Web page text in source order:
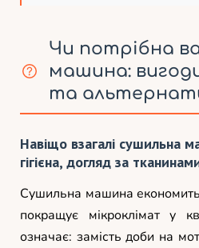
Чи потрібна
машина:
та
Навіщо взагалі сушильна
гігієна, догляд за
Сушильна машина економить
покращує мікроклімат у
означає: замість доби на